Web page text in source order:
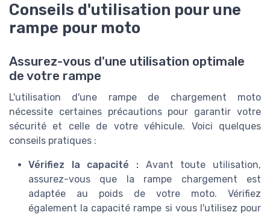
Conseils d'utilisation pour une
rampe pour moto
Assurez-vous d'une utilisation optimale
de votre rampe
L'utilisation d'une rampe de chargement moto
nécessite certaines précautions pour garantir votre
sécurité et celle de votre véhicule. Voici quelques
conseils pratiques :
Vérifiez la capacité : Avant toute utilisation,
assurez-vous que la rampe chargement est
adaptée au poids de votre moto. Vérifiez
également la capacité rampe si vous l'utilisez pour